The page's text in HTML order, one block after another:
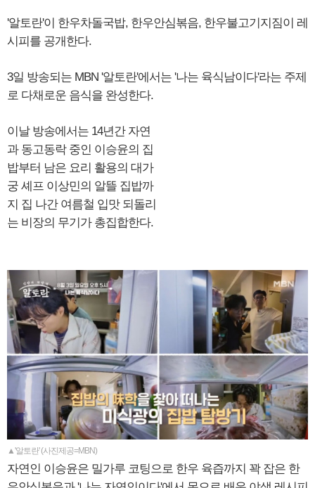
'알토란'이 한우차돌국밥, 한우안심볶음, 한우불고기지짐이 레
시피를 공개한다.
3일 방송되는 MBN '알토란'에서는 '나는 육식남이다'라는 주제
로 다채로운 음식을 완성한다.
이날 방송에서는 14년간 자연
과 동고동락 중인 이승윤의 집
밥부터 남은 요리 활용의 대가
궁 셰프 이상민의 알뜰 집밥까
지 집 나간 여름철 입맛 되돌리
는 비장의 무기가 총집합한다.
▲'알토란' (사진제공=MBN)
자연인 이승윤은 밀가루 코팅으로 한우 육즙까지 꽉 잡은 한